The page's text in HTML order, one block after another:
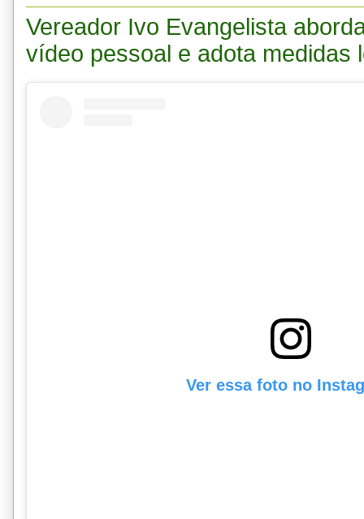
Vereador Ivo Evangelista
vídeo pessoal e adota medidas
Ver essa foto no